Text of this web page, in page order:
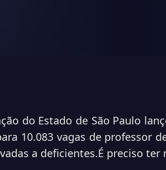
do Estado de São Paulo
10.083 vagas de professor
a deficientes.É preciso ter